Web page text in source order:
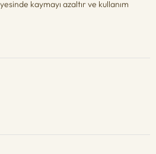
kaymayı azaltır ve kullanım